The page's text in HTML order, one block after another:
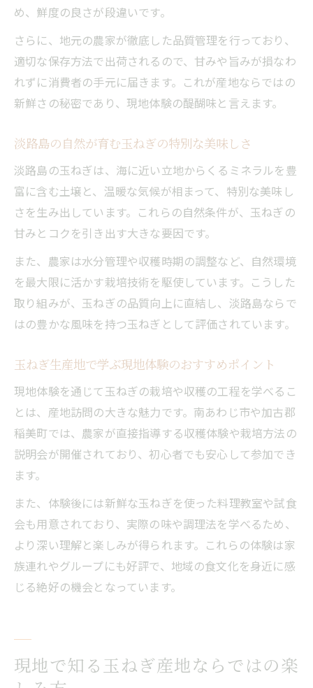
玉ねぎをもっと楽しむための現地体験術
三大産地の淡路島で感じる玉ねぎの奥深さ
三大産地である淡路島玉ねぎの魅力を解説
玉ねぎ三大産地の特色と淡路島の強みを知
る
由
淡路島玉ねぎの成長環境を三大産地と比較
玉ねぎ三大産地の歴史と淡路島の現状を探
る
玉ねぎ文化を体感！南あわじ市の新たな発見
南あわじ市で感じる玉ねぎ文化の魅力とは
玉ねぎを通じて地域文化を体感する方法
現地でしか得られない玉ねぎの新発見
ト
め、鮮度の良さが段違いです。
さらに、地元の農家が徹底した品質管理を行っており、
適切な保存方法で出荷されるので、甘みや旨みが損なわ
れずに消費者の手元に届きます。これが産地ならではの
新鮮さの秘密であり、現地体験の醍醐味と言えます。
淡路島の自然が育む玉ねぎの特別な美味しさ
淡路島の玉ねぎは、海に近い立地からくるミネラルを豊
富に含む土壌と、温暖な気候が相まって、特別な美味し
さを生み出しています。これらの自然条件が、玉ねぎの
甘みとコクを引き出す大きな要因です。
また、農家は水分管理や収穫時期の調整など、自然環境
を最大限に活かす栽培技術を駆使しています。こうした
取り組みが、玉ねぎの品質向上に直結し、淡路島ならで
はの豊かな風味を持つ玉ねぎとして評価されています。
玉ねぎ生産地で学ぶ現地体験のおすすめポイント
現地体験を通じて玉ねぎの栽培や収穫の工程を学べるこ
とは、産地訪問の大きな魅力です。南あわじ市や加古郡
稲美町では、農家が直接指導する収穫体験や栽培方法の
説明会が開催されており、初心者でも安心して参加でき
ます。
また、体験後には新鮮な玉ねぎを使った料理教室や試食
会も用意されており、実際の味や調理法を学べるため、
より深い理解と楽しみが得られます。これらの体験は家
族連れやグループにも好評で、地域の食文化を身近に感
じる絶好の機会となっています。
現地で知る玉ねぎ産地ならではの楽